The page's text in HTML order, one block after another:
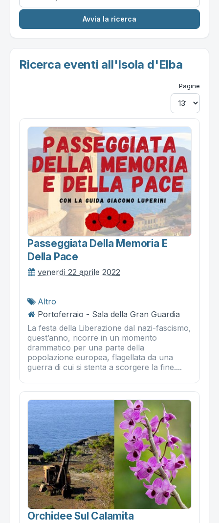
Ricerca eventi all'Isola d'Elba
Pagine
Passeggiata Della Memoria E
Della Pace
venerdì 22 aprile 2022
Altro
Portoferraio - Sala della Gran Guardia
La festa della Liberazione dal nazi-fascismo,
quest’anno, ricorre in un momento
drammatico per una parte della
popolazione europea, flagellata da una
guerra di cui si stenta a scorgere la fine....
Orchidee Sul Calamita